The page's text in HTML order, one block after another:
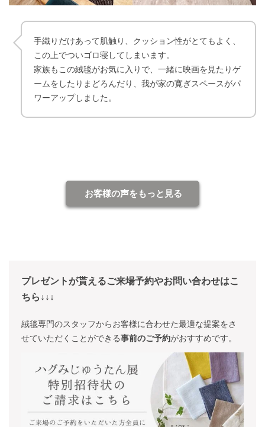
手織りだけあって肌触り、クッション性がとてもよく、
この上でついゴロ寝してしまいます。
家族もこの絨毯がお気に入りで、一緒に映画を見たりゲ
ームをしたりまどろんだり、我が家の寛ぎスペースがパ
ワーアップしました。
お客様の声をもっと見る
プレゼントが貰えるご来場予約やお問い合わせはこ
ちら↓↓↓
絨毯専門のスタッフからお客様に合わせた最適な提案をさ
せていただくことができる事前のご予約がおすすめです。